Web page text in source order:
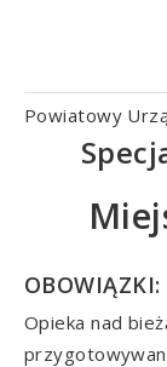
Powiatowy
OBOWIĄZKI:
Opieka nad